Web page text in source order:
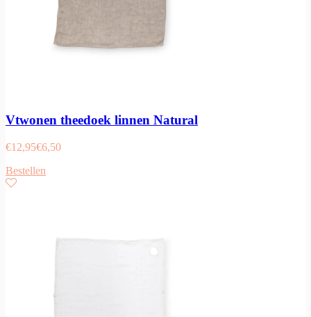
Vtwonen theedoek linnen Natural
€12,95€6,50
Bestellen